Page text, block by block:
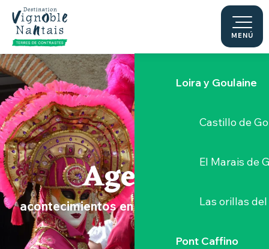
Aller
contenu
principal
MENÚ
Le Moulin du
Sèvre
Loira y Goulaine
Castillo de
El Marais de
Las orillas
Pont Caffino
Agenda
acontecimientos en el Vignoble Nantais